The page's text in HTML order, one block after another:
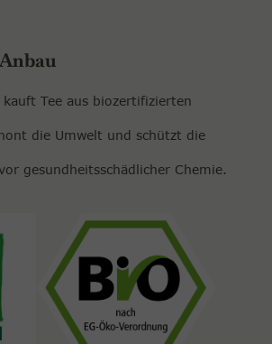
kauft Tee aus biozertifizierten
die Umwelt und schützt die
gesundheitsschädlicher Chemie.